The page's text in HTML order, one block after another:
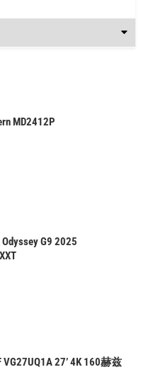
MD2412P
G9 2025
27’ 4K 160赫兹